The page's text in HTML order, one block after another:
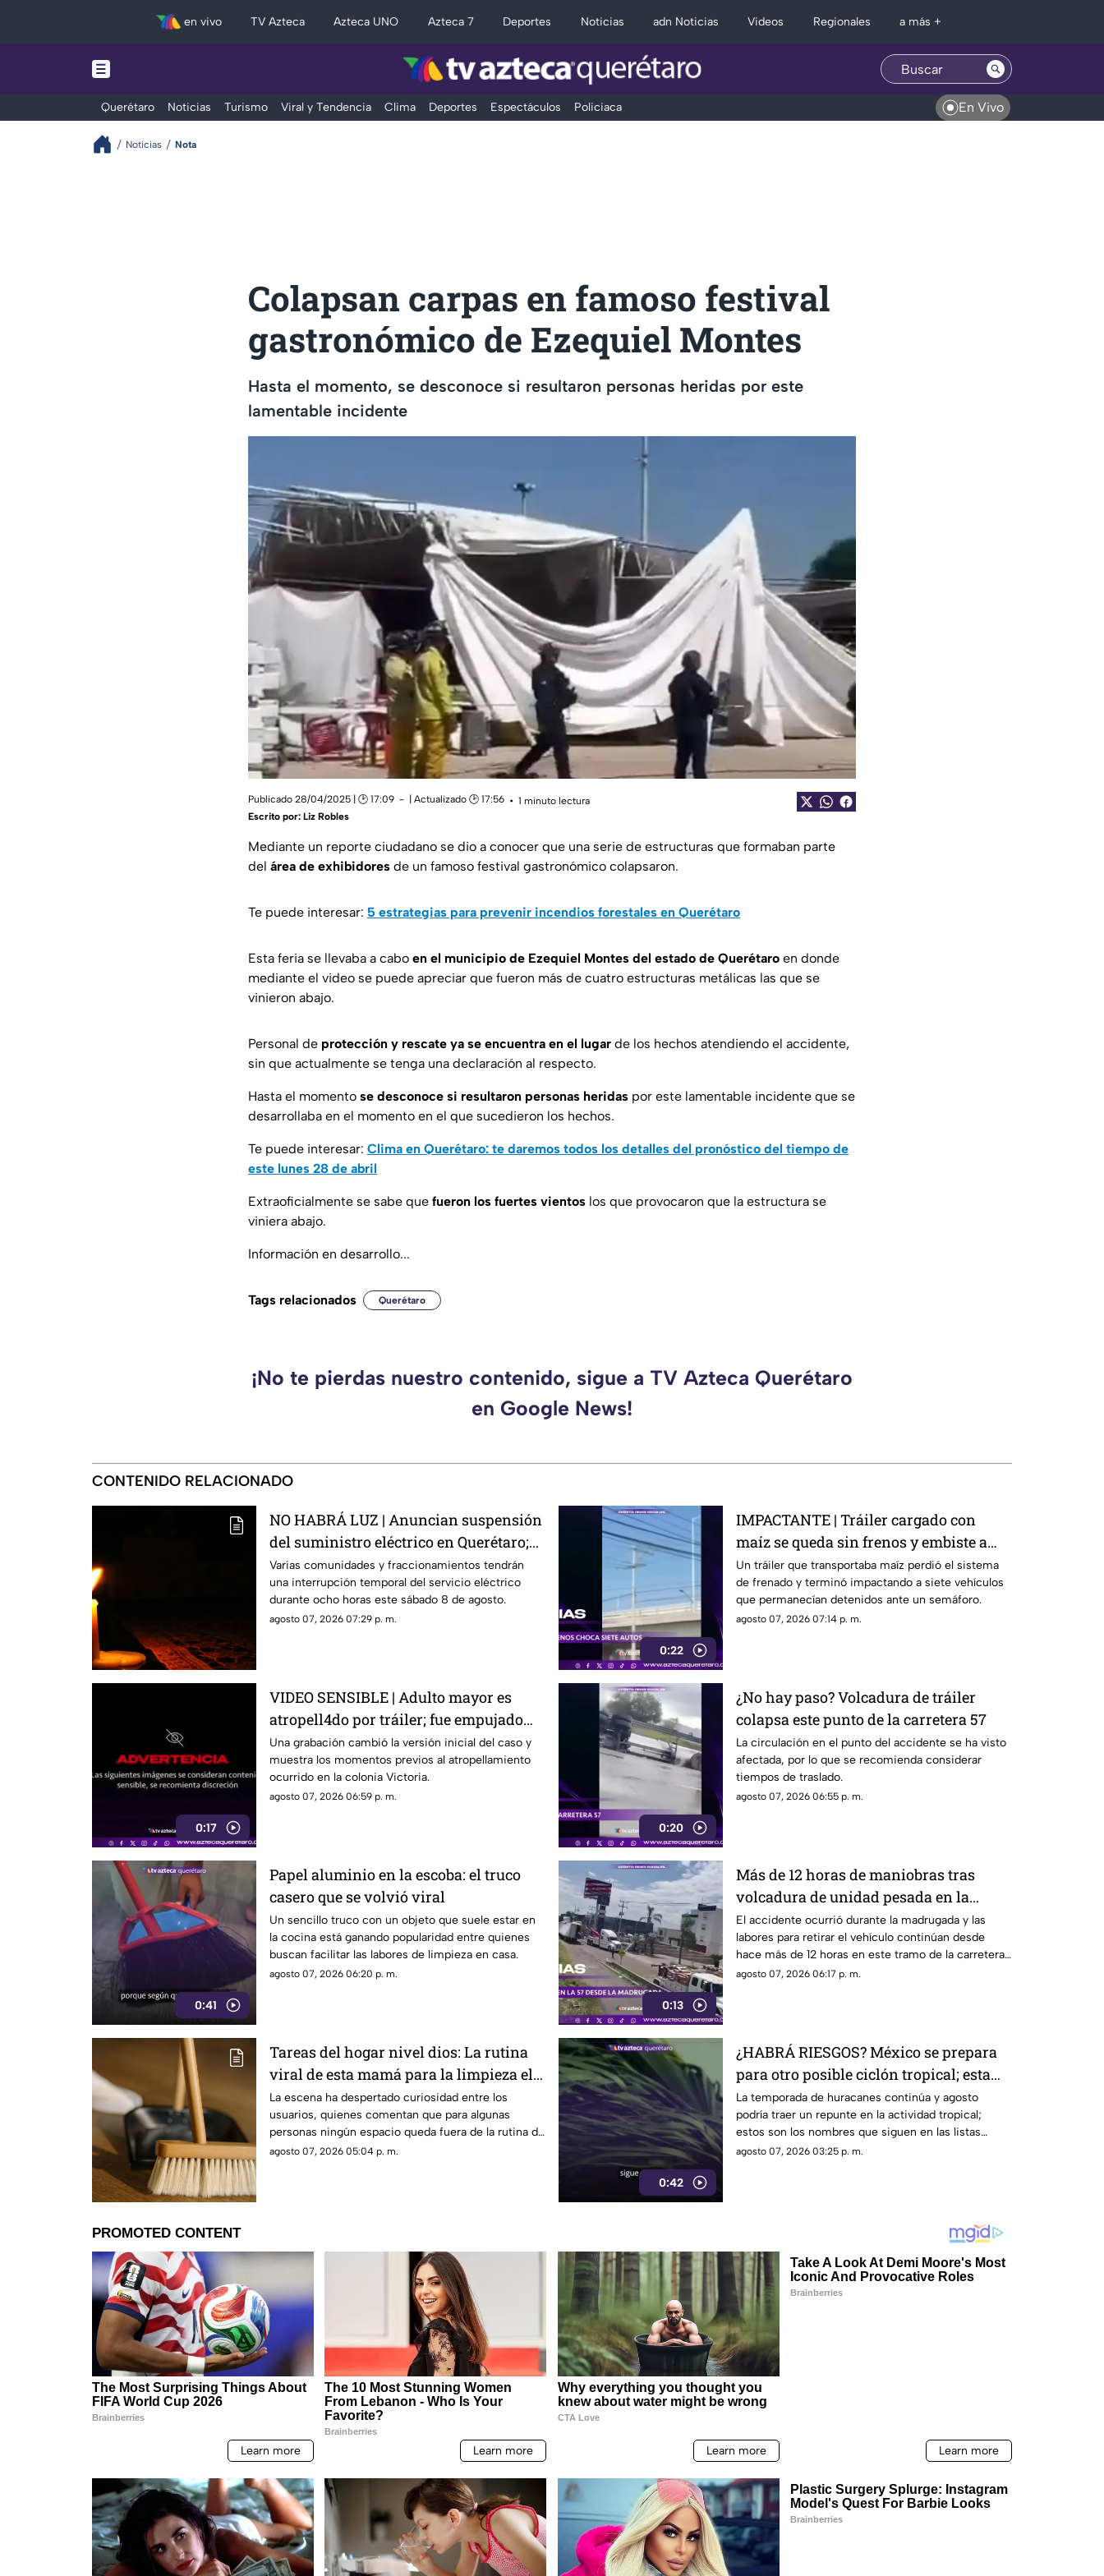
en vivo TV Azteca Azteca UNO Azteca 7 Deportes Noticias adn Noticias Videos Regionales a más +
Querétaro Noticias Turismo Viral y Tendencia Clima Deportes Espectáculos Policiaca En Vivo
Noticias Nota
Colapsan carpas en famoso festival
gastronómico de Ezequiel Montes
Hasta el momento, se desconoce si resultaron personas heridas por este
lamentable incidente
Publicado 28/04/2025 | 🕑 17:09 | Actualizado 🕑 17:56
1 minuto lectura
Escrito por: Liz Robles
Mediante un reporte ciudadano se dio a conocer que una serie de estructuras que formaban parte
del área de exhibidores de un famoso festival gastronómico colapsaron.
Te puede interesar: 5 estrategias para prevenir incendios forestales en Querétaro
Esta feria se llevaba a cabo en el municipio de Ezequiel Montes del estado de Querétaro en donde
mediante el video se puede apreciar que fueron más de cuatro estructuras metálicas las que se
vinieron abajo.
Personal de protección y rescate ya se encuentra en el lugar de los hechos atendiendo el accidente,
sin que actualmente se tenga una declaración al respecto.
Hasta el momento se desconoce si resultaron personas heridas por este lamentable incidente que se
desarrollaba en el momento en el que sucedieron los hechos.
Te puede interesar: Clima en Querétaro: te daremos todos los detalles del pronóstico del tiempo de
este lunes 28 de abril
Extraoficialmente se sabe que fueron los fuertes vientos los que provocaron que la estructura se
viniera abajo.
Información en desarrollo...
Tags relacionados Querétaro
¡No te pierdas nuestro contenido, sigue a TV Azteca Querétaro
en Google News!
CONTENIDO RELACIONADO
NO HABRÁ LUZ | Anuncian suspensión
del suministro eléctrico en Querétaro;
estás serán las zonas afectadas
Varias comunidades y fraccionamientos tendrán
una interrupción temporal del servicio eléctrico
durante ocho horas este sábado 8 de agosto.
agosto 07, 2026 07:29 p. m.
0:22
IMPACTANTE | Tráiler cargado con
maíz se queda sin frenos y embiste a
siete vehículos
Un tráiler que transportaba maíz perdió el sistema
de frenado y terminó impactando a siete vehículos
que permanecían detenidos ante un semáforo.
agosto 07, 2026 07:14 p. m.
0:17
VIDEO SENSIBLE | Adulto mayor es
atropell4do por tráiler; fue empujado
antes de m0rir
Una grabación cambió la versión inicial del caso y
muestra los momentos previos al atropellamiento
ocurrido en la colonia Victoria.
agosto 07, 2026 06:59 p. m.
0:20
¿No hay paso? Volcadura de tráiler
colapsa este punto de la carretera 57
La circulación en el punto del accidente se ha visto
afectada, por lo que se recomienda considerar
tiempos de traslado.
agosto 07, 2026 06:55 p. m.
0:41
Papel aluminio en la escoba: el truco
casero que se volvió viral
Un sencillo truco con un objeto que suele estar en
la cocina está ganando popularidad entre quienes
buscan facilitar las labores de limpieza en casa.
agosto 07, 2026 06:20 p. m.
0:13
Más de 12 horas de maniobras tras
volcadura de unidad pesada en la
carretera 57
El accidente ocurrió durante la madrugada y las
labores para retirar el vehículo continúan desde
hace más de 12 horas en este tramo de la carretera
57.
agosto 07, 2026 06:17 p. m.
Tareas del hogar nivel dios: La rutina
viral de esta mamá para la limpieza el
techo
La escena ha despertado curiosidad entre los
usuarios, quienes comentan que para algunas
personas ningún espacio queda fuera de la rutina de
limpieza
agosto 07, 2026 05:04 p. m.
0:42
¿HABRÁ RIESGOS? México se prepara
para otro posible ciclón tropical; esta
sería la fecha
La temporada de huracanes continúa y agosto
podría traer un repunte en la actividad tropical;
estos son los nombres que siguen en las listas
oficiales.
agosto 07, 2026 03:25 p. m.